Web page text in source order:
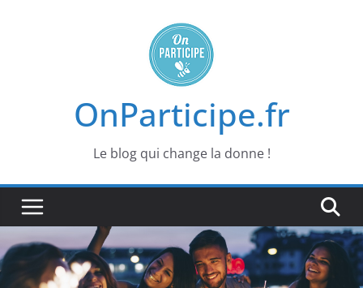
OnParticipe.fr
Le blog qui change la donne !